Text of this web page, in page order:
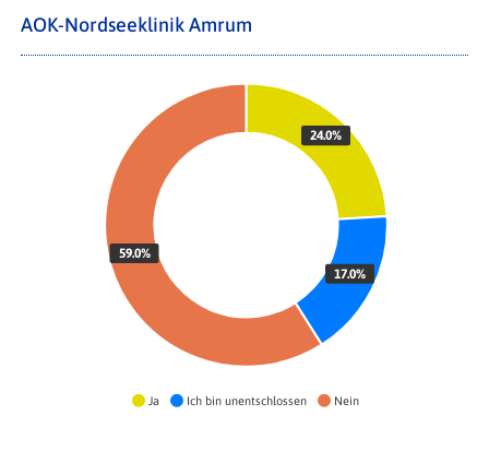
AOK-Nordseeklinik Amrum
Ja Ich bin unentschlossen Nein
24.0%
17.0%
59.0%